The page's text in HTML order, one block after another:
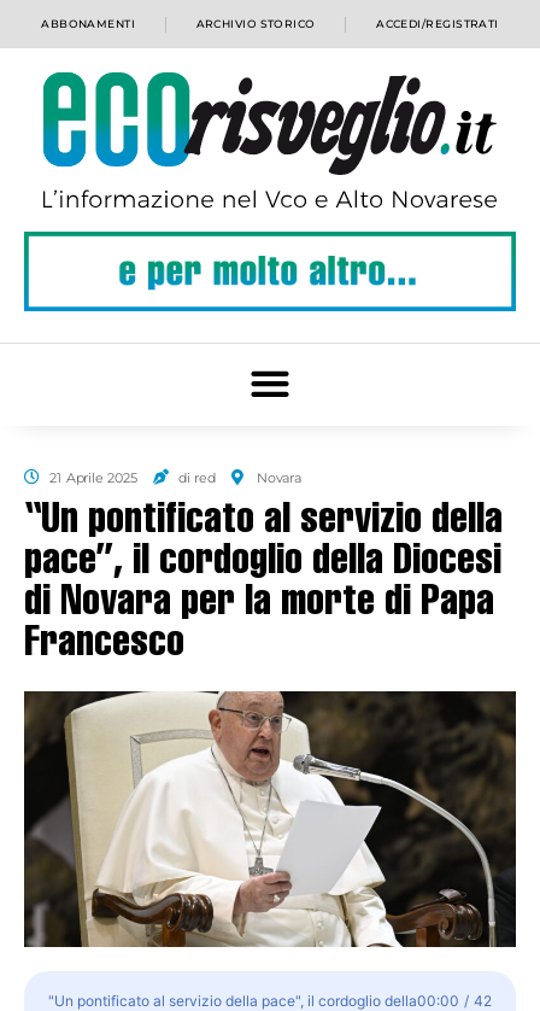
ABBONAMENTI ARCHIVIO STORICO ACCEDI/REGISTRATI
21 Aprile 2025 di red Novara
“Un pontificato al servizio della
pace”, il cordoglio della Diocesi
di Novara per la morte di Papa
Francesco
"Un pontificato al servizio della pace", il cordoglio della00:00 / 42